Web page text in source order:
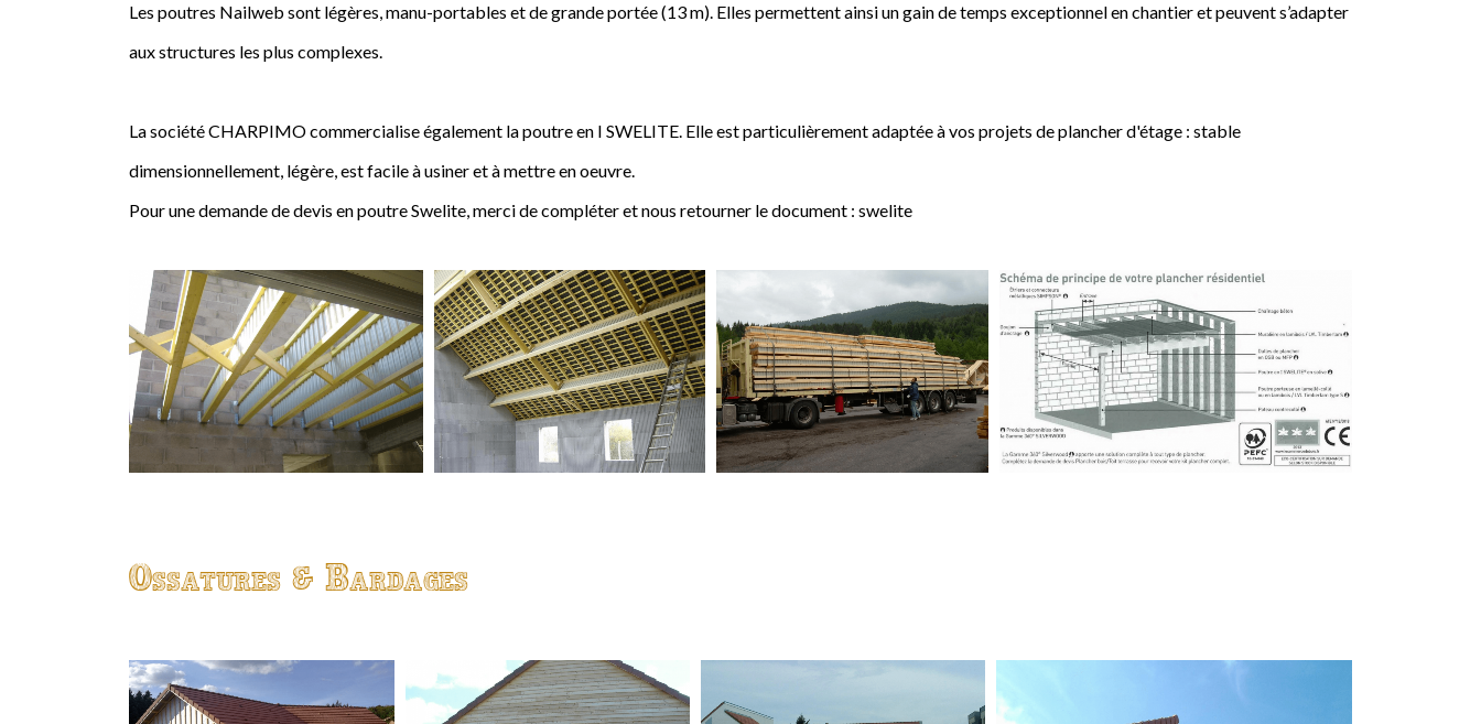
Les poutres Nailweb sont légères, manu-portables et de grande portée (13 m). Elles permettent ainsi un gain de temps exceptionnel en chantier et peuvent s’adapter
aux structures les plus complexes.
La société CHARPIMO commercialise également la poutre en I SWELITE. Elle est particulièrement adaptée à vos projets de plancher d'étage : stable
dimensionnellement, légère, est facile à usiner et à mettre en oeuvre.
Pour une demande de devis en poutre Swelite, merci de compléter et nous retourner le document : swelite
Ossatures & Bardages